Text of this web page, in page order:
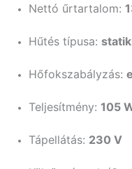
Nettó űrtartalom:
Hűtés típusa:
Hőfokszabályzás:
Teljesítmény:105
Tápellátás: 230 V